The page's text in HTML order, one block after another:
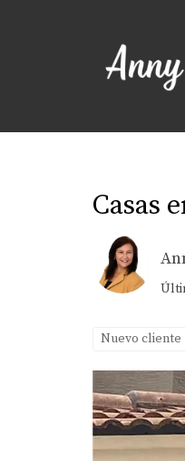
Casas
Nuevo cliente